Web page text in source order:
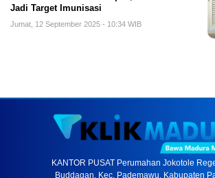
Jadi Target Imunisasi
Jumat, 12 September 2025 - 10:34 WIB
KANTOR PUSAT Perumahan Jokotole
Buddagan, Kec. Pademawu, Kabupaten